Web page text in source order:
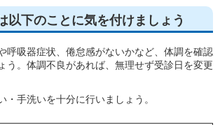
以下のことに気を付けましょう
呼吸器症状、倦怠感がないかなど、体調を確認
う。体調不良があれば、無理せず受診日を変更
・手洗いを十分に行いましょう。